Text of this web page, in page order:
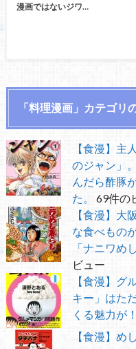
漫画ではないジワ…
「料理漫画」カテゴリ
【食漫】主
のジャン」
んだら酢豚
た。
69件の
【食漫】大
な食べもの
「ナニワめ
ビュー
【食漫】グ
キー」はた
くる魅力が！
【食漫】め